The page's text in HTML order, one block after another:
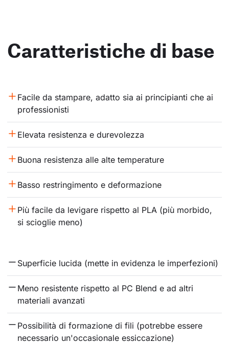
Caratteristiche di base
Facile da stampare, adatto sia ai principianti che ai
professionisti
Elevata resistenza e durevolezza
Buona resistenza alle alte temperature
Basso restringimento e deformazione
Più facile da levigare rispetto al PLA (più morbido,
si scioglie meno)
Superficie lucida (mette in evidenza le imperfezioni)
Meno resistente rispetto al PC Blend e ad altri
materiali avanzati
Possibilità di formazione di fili (potrebbe essere
necessario un'occasionale essiccazione)